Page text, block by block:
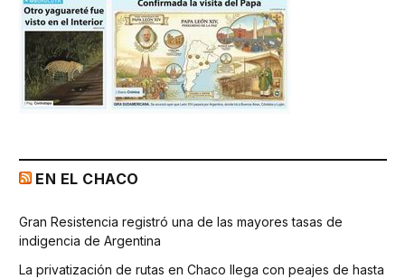
EN EL CHACO
Gran Resistencia registró una de las mayores tasas de
indigencia de Argentina
La privatización de rutas en Chaco llega con peajes de hasta